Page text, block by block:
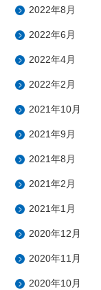
2022年8月
2022年6月
2022年4月
2022年2月
2021年10月
2021年9月
2021年8月
2021年2月
2021年1月
2020年12月
2020年11月
2020年10月